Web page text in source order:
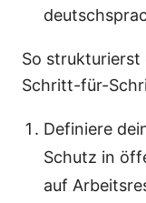
So strukturierst
Schritt-für-
Definiere
Schutz in
auf